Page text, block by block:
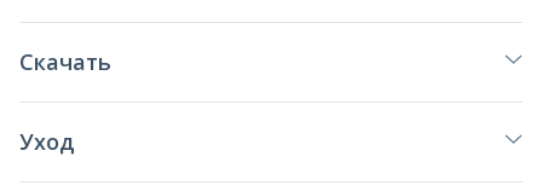
Скачать
Уход